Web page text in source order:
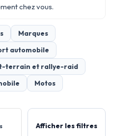
chez vous.
Marques
automobile
terrain et rallye-raid
Motos
Afficher les filtres